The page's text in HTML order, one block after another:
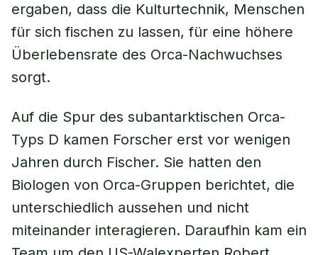
ergaben, dass die Kulturtechnik, Menschen
für sich fischen zu lassen, für eine höhere
Überlebensrate des Orca-Nachwuchses
sorgt.
Auf die Spur des subantarktischen Orca-
Typs D kamen Forscher erst vor wenigen
Jahren durch Fischer. Sie hatten den
Biologen von Orca-Gruppen berichtet, die
unterschiedlich aussehen und nicht
miteinander interagieren. Daraufhin kam ein